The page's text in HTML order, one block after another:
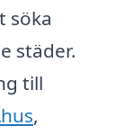
söka
städer.
till
,